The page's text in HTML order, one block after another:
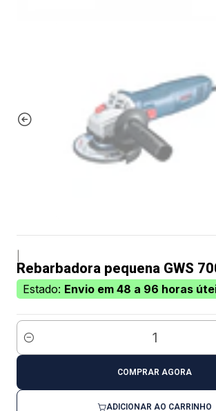
Rebarbadora pequena GWS
Estado: Envio em 48 a 96 horas
Quantidade
ADICIONAR AO CARRINHO
COMPRAR AGORA